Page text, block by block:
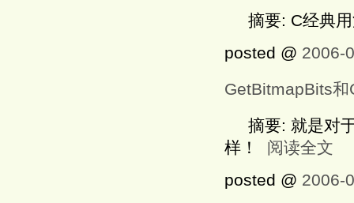
摘要: C经典
posted @ 2006-
GetBitmapBits
摘要: 就是对于
样！ 阅读全文
posted @ 2006-